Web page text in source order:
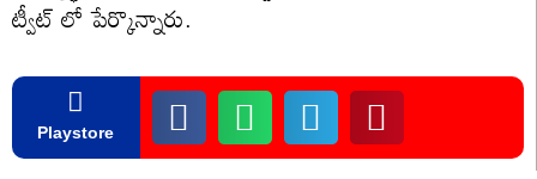
ట్వీట్ లో పేర్కొన్నారు.
Playstore